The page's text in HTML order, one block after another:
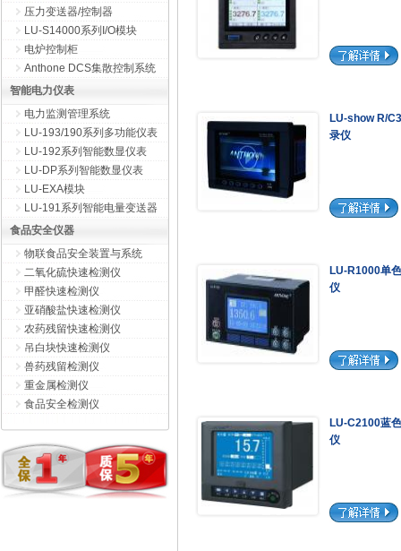
压力变送器/控制器
LU-S14000系列I/O模块
电炉控制柜
Anthone DCS集散控制系统
智能电力仪表
电力监测管理系统
LU-193/190系列多功能仪表
LU-192系列智能数显仪表
LU-DP系列智能数显仪表
LU-EXA模块
LU-191系列智能电量变送器
食品安全仪器
物联食品安全装置与系统
二氧化硫快速检测仪
甲醛快速检测仪
亚硝酸盐快速检测仪
农药残留快速检测仪
吊白块快速检测仪
兽药残留检测仪
重金属检测仪
食品安全检测仪
LU-show R/
录仪
LU-R1000单
仪
LU-C2100蓝
仪